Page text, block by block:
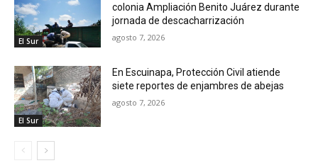
El Sur
colonia Ampliación Benito Juárez durante
jornada de descacharrización
agosto 7, 2026
El Sur
En Escuinapa, Protección Civil atiende
siete reportes de enjambres de abejas
agosto 7, 2026